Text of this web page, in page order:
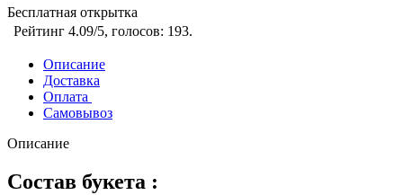
Бесплатная открытка
Рейтинг 4.09/5, голосов: 193.
Описание
Доставка
Оплата
Самовывоз
Описание
Состав букета :